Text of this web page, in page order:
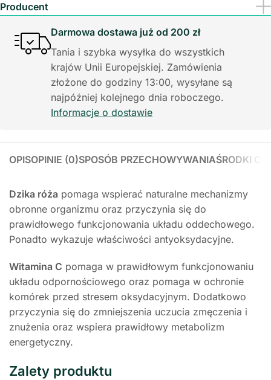
Producent
Darmowa dostawa już od 200 zł
Tania i szybka wysyłka do wszystkich
krajów Unii Europejskiej. Zamówienia
złożone do godziny 13:00, wysyłane są
najpóźniej kolejnego dnia roboczego.
Informacje o dostawie
OPISOPINIE (0)SPOSÓB PRZECHOWYWANIAŚRODKI
Dzika róża pomaga wspierać naturalne mechanizmy
obronne organizmu oraz przyczynia się do
prawidłowego funkcjonowania układu oddechowego.
Ponadto wykazuje właściwości antyoksydacyjne.
Witamina C pomaga w prawidłowym funkcjonowaniu
układu odpornościowego oraz pomaga w ochronie
komórek przed stresem oksydacyjnym. Dodatkowo
przyczynia się do zmniejszenia uczucia zmęczenia i
znużenia oraz wspiera prawidłowy metabolizm
energetyczny.
Zalety produktu